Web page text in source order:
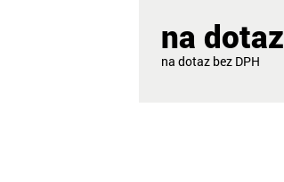
na dotaz
na dotaz